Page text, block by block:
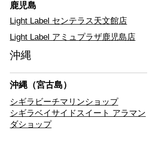
​鹿児島
Light Label センテラス天文館店
Light Label アミュプラザ鹿児島店
沖縄
​沖縄（宮古島）
シギラビーチマリンショップ
​シギラベイサイドスイート アラマン
ダショップ